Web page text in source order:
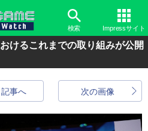
検索 Impressサイト
けるこれまでの取り組みが公開
次の画像
記事へ